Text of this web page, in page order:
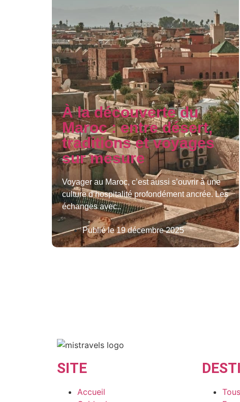
À la découverte du
Maroc : entre désert,
traditions et voyages
sur mesure
Voyager au Maroc, c’est aussi s’ouvrir à une
culture d’hospitalité profondément ancrée. Les
échanges avec..
Publié le19 décembre 2025
SITE
Accueil